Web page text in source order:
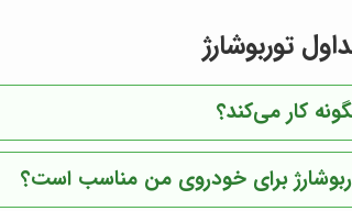
توربوشارژ
کار می‌کند؟
برای خودروی من مناسب است؟